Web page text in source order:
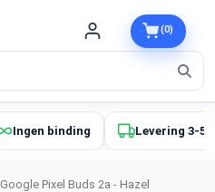
(0)
Ingen binding Levering 3-5
Google Pixel Buds 2a - Hazel